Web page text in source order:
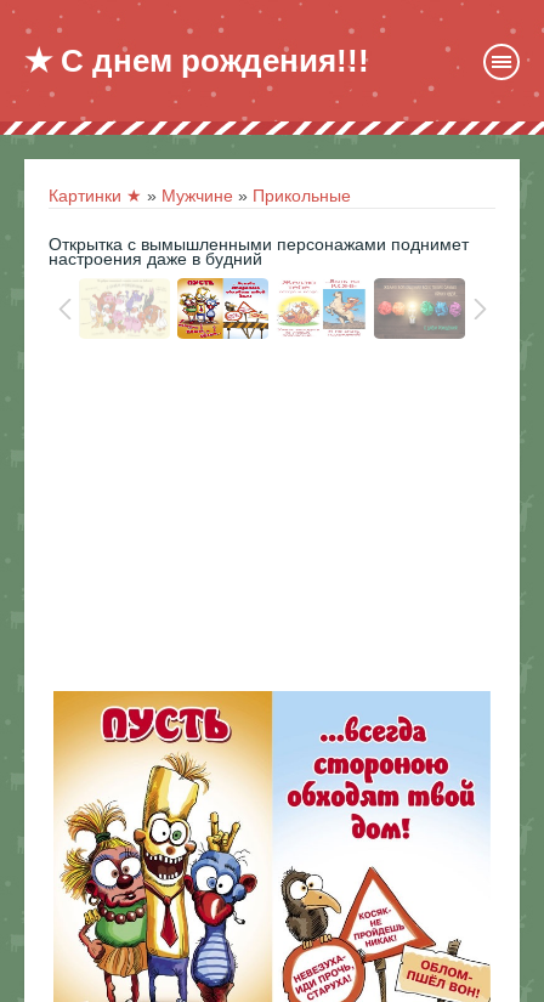
★ С днем рождения!!!
Картинки ★ » Мужчине » Прикольные
Открытка с вымышленными персонажами поднимет
настроения даже в будний